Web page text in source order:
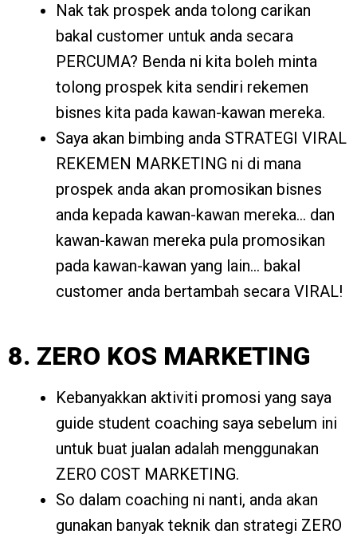
Nak tak prospek anda tolong carikan
bakal customer untuk anda secara
PERCUMA? Benda ni kita boleh minta
tolong prospek kita sendiri rekemen
bisnes kita pada kawan-kawan mereka.
Saya akan bimbing anda STRATEGI VIRAL
REKEMEN MARKETING ni di mana
prospek anda akan promosikan bisnes
anda kepada kawan-kawan mereka… dan
kawan-kawan mereka pula promosikan
pada kawan-kawan yang lain… bakal
customer anda bertambah secara VIRAL!
8. ZERO KOS MARKETING
Kebanyakkan aktiviti promosi yang saya
guide student coaching saya sebelum ini
untuk buat jualan adalah menggunakan
ZERO COST MARKETING.
So dalam coaching ni nanti, anda akan
gunakan banyak teknik dan strategi ZERO